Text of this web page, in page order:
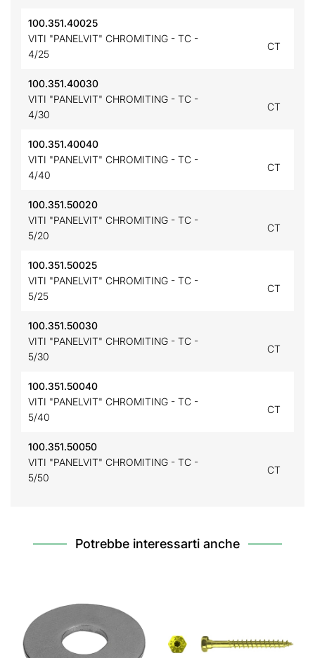
100.351.40025
VITI "PANELVIT" CHROMITING - TC -
4/25
CT
100.351.40030
VITI "PANELVIT" CHROMITING - TC -
4/30
CT
100.351.40040
VITI "PANELVIT" CHROMITING - TC -
4/40
CT
100.351.50020
VITI "PANELVIT" CHROMITING - TC -
5/20
CT
100.351.50025
VITI "PANELVIT" CHROMITING - TC -
5/25
CT
100.351.50030
VITI "PANELVIT" CHROMITING - TC -
5/30
CT
100.351.50040
VITI "PANELVIT" CHROMITING - TC -
5/40
CT
100.351.50050
VITI "PANELVIT" CHROMITING - TC -
5/50
CT
Potrebbe interessarti anche